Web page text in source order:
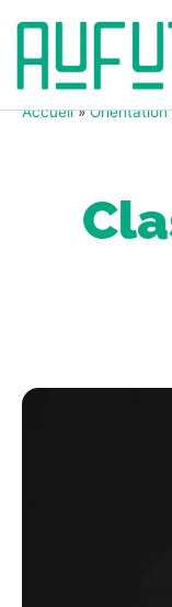
Accueil»Orientation